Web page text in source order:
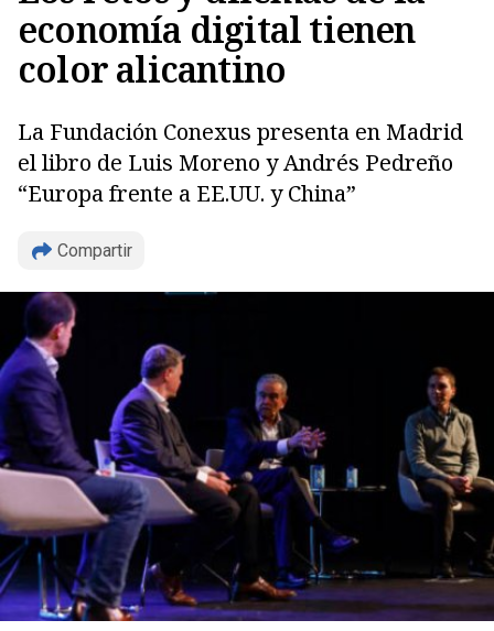
economía digital tienen
color alicantino
La Fundación Conexus presenta en Madrid
el libro de Luis Moreno y Andrés Pedreño
“Europa frente a EE.UU. y China”
Compartir